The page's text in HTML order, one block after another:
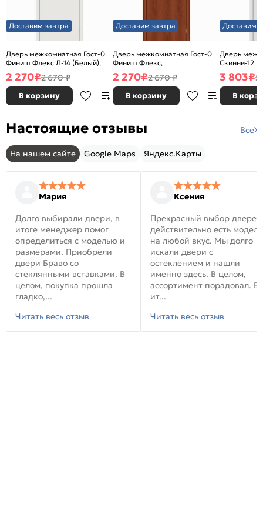
Доставим завтра
Дверь межкомнатная Гост-0
Финиш Флекс Л-14 (Белый),
глухая, каркасно-щитовая
2 270₽2 670 ₽
В корзину
Доставим завтра
Дверь межкомнатная Гост-0
Финиш Флекс,
Ламинированные Л-11
(ИталОрех), глухая, каркасно-
щитовая
2 270₽2 670 ₽
В корзину
Доставим
Дверь
Скинни-12
глухая,
3 803₽5
В
Настоящие отзывы Все
На нашем сайте Google Maps Яндекс.Карты
Мария
Долго выбирали двери, в
итоге менеджер помог
определиться с моделью и
размерами. Приобрели
двери Браво со
стеклянными вставками. В
целом, покупка прошла
гладко,...
Читать весь отзыв
Ксения
Прекрасный выбор
действительно есть модели
на любой вкус. Мы долго
искали двери с
остеклением и нашли
именно здесь. В целом,
ассортимент порадовал. В
ит...
Читать весь отзыв